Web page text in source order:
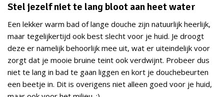
Stel jezelf niet te lang bloot aan heet water
Een lekker warm bad of lange douche zijn natuurlijk heerlijk,
maar tegelijkertijd ook best slecht voor je huid. Je droogt
deze er namelijk behoorlijk mee uit, wat er uiteindelijk voor
zorgt dat je mooie bruine teint ook verdwijnt. Probeer dus
niet te lang in bad te gaan liggen en kort je douchebeurten
een beetje in. Dit is overigens niet alleen goed voor je huid,